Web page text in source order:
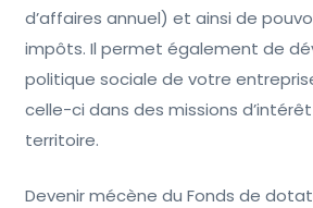
d’affaires annuel) et ainsi de
impôts. Il permet également de
politique sociale de votre
celle-ci dans des missions
territoire.
Devenir mécène du Fonds de